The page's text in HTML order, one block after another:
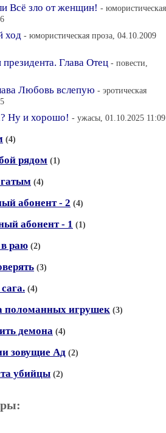
Всё зло от женщин! - юмористическая
ход - юмористическая проза, 04.10.2009
Глава Отец - повести,
Любовь вслепую - эротическая
Ну и хорошо! - ужасы, 01.10.2025 11:09
(4)
рядом (1)
(4)
абонент - 2 (4)
абонент - 1 (1)
в раю (2)
(3)
(4)
поломанных игрушек (3)
демона (4)
зовущие Ад (2)
убийцы (2)